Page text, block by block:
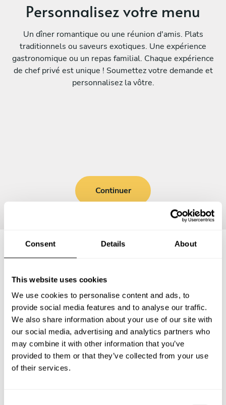
Consent Details About
This website uses cookies
We use cookies to personalise content and ads, to
provide social media features and to analyse our traffic.
We also share information about your use of our site with
our social media, advertising and analytics partners who
may combine it with other information that you’ve
provided to them or that they’ve collected from your use
of their services.
Personnalisez votre menu
Un dîner romantique ou une réunion d'amis. Plats
traditionnels ou saveurs exotiques. Une expérience
gastronomique ou un repas familial. Chaque expérience
de chef privé est unique ! Soumettez votre demande et
personnalisez la vôtre.
Continuer
posées
Vous trouverez ci-dessous les questions les plus
fréquentes sur Chefs a Domicile à Levallois-Perret.